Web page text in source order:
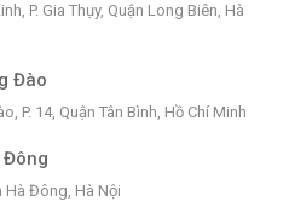
P. Gia Thụy, Quận Long Biên, Hà
Đào
P. 14, Quận Tân Bình, Hồ Chí Minh
Đông
Hà Đông, Hà Nội